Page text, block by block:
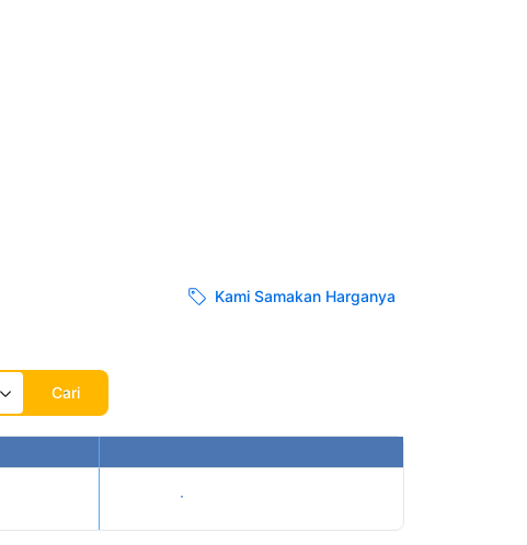
Kami Samakan Harganya
Cari
Tampilkan harga